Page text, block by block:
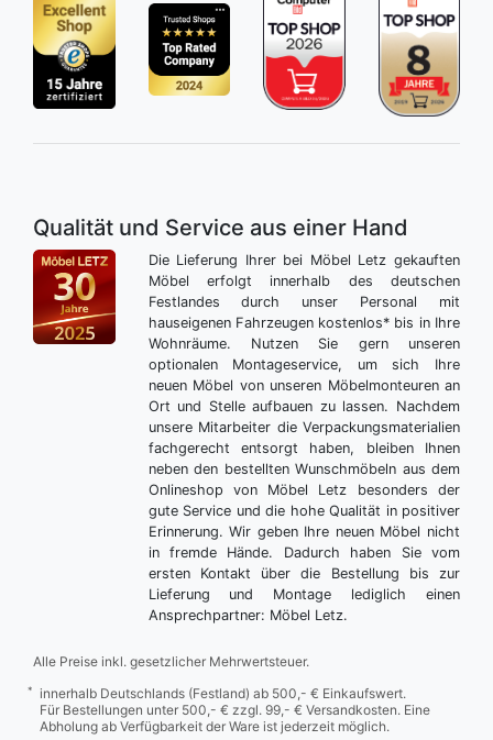
Qualität und Service aus einer Hand
Die Lieferung Ihrer bei Möbel Letz gekauften
Möbel erfolgt innerhalb des deutschen
Festlandes durch unser Personal mit
hauseigenen Fahrzeugen kostenlos* bis in Ihre
Wohnräume. Nutzen Sie gern unseren
optionalen Montageservice, um sich Ihre
neuen Möbel von unseren Möbelmonteuren an
Ort und Stelle aufbauen zu lassen. Nachdem
unsere Mitarbeiter die Verpackungsmaterialien
fachgerecht entsorgt haben, bleiben Ihnen
neben den bestellten Wunschmöbeln aus dem
Onlineshop von Möbel Letz besonders der
gute Service und die hohe Qualität in positiver
Erinnerung. Wir geben Ihre neuen Möbel nicht
in fremde Hände. Dadurch haben Sie vom
ersten Kontakt über die Bestellung bis zur
Lieferung und Montage lediglich einen
Ansprechpartner: Möbel Letz.
Alle Preise inkl. gesetzlicher Mehrwertsteuer.
*
innerhalb Deutschlands (Festland) ab 500,- € Einkaufswert.
Für Bestellungen unter 500,- € zzgl. 99,- € Versandkosten. Eine
Abholung ab Verfügbarkeit der Ware ist jederzeit möglich.